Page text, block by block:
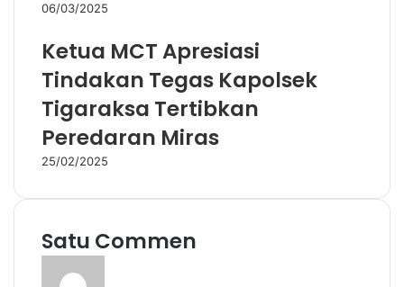
06/03/2025
Ketua MCT Apresiasi
Tindakan Tegas Kapolsek
Tigaraksa Tertibkan
Peredaran Miras
25/02/2025
Satu Commen